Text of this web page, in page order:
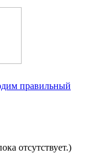
правильный
отсутствует.)